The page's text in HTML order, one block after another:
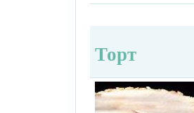
Торт